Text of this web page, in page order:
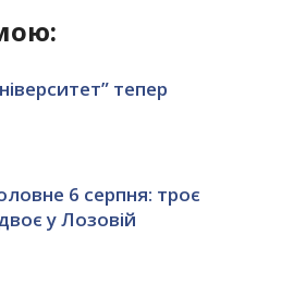
тепер
6 серпня: троє
у Лозовій